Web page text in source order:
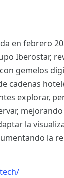
en febrero
Iberostar,
gemelos
cadenas
explorar,
la
la